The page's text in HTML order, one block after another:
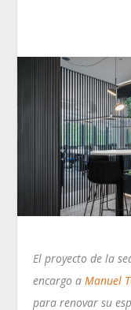
El proyecto de la
encargo aManuel
para renovar su